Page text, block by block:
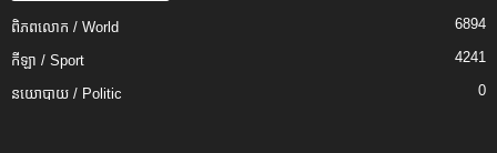
ពិភពលោក / World 6894
កីឡា / Sport 4241
នយោបាយ / Politic 0